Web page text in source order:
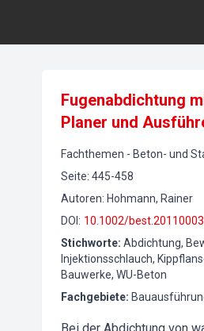
Fugenabdichtung
Planer und
Fachthemen - Beton- und
Seite: 445-458
Autoren: Hohmann, Rainer
DOI : 10.1002/
Stichworte: Abdichtung,
Injektionsschlauch,
Bauwerke, WU-Beton
Fachgebiete: